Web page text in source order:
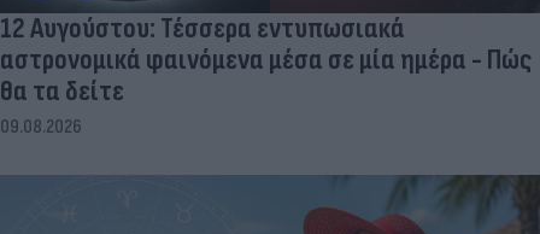
12 Αυγούστου: Τέσσερα εντυπωσιακά
αστρονομικά φαινόμενα μέσα σε μία ημέρα - Πώς
θα τα δείτε
09.08.2026